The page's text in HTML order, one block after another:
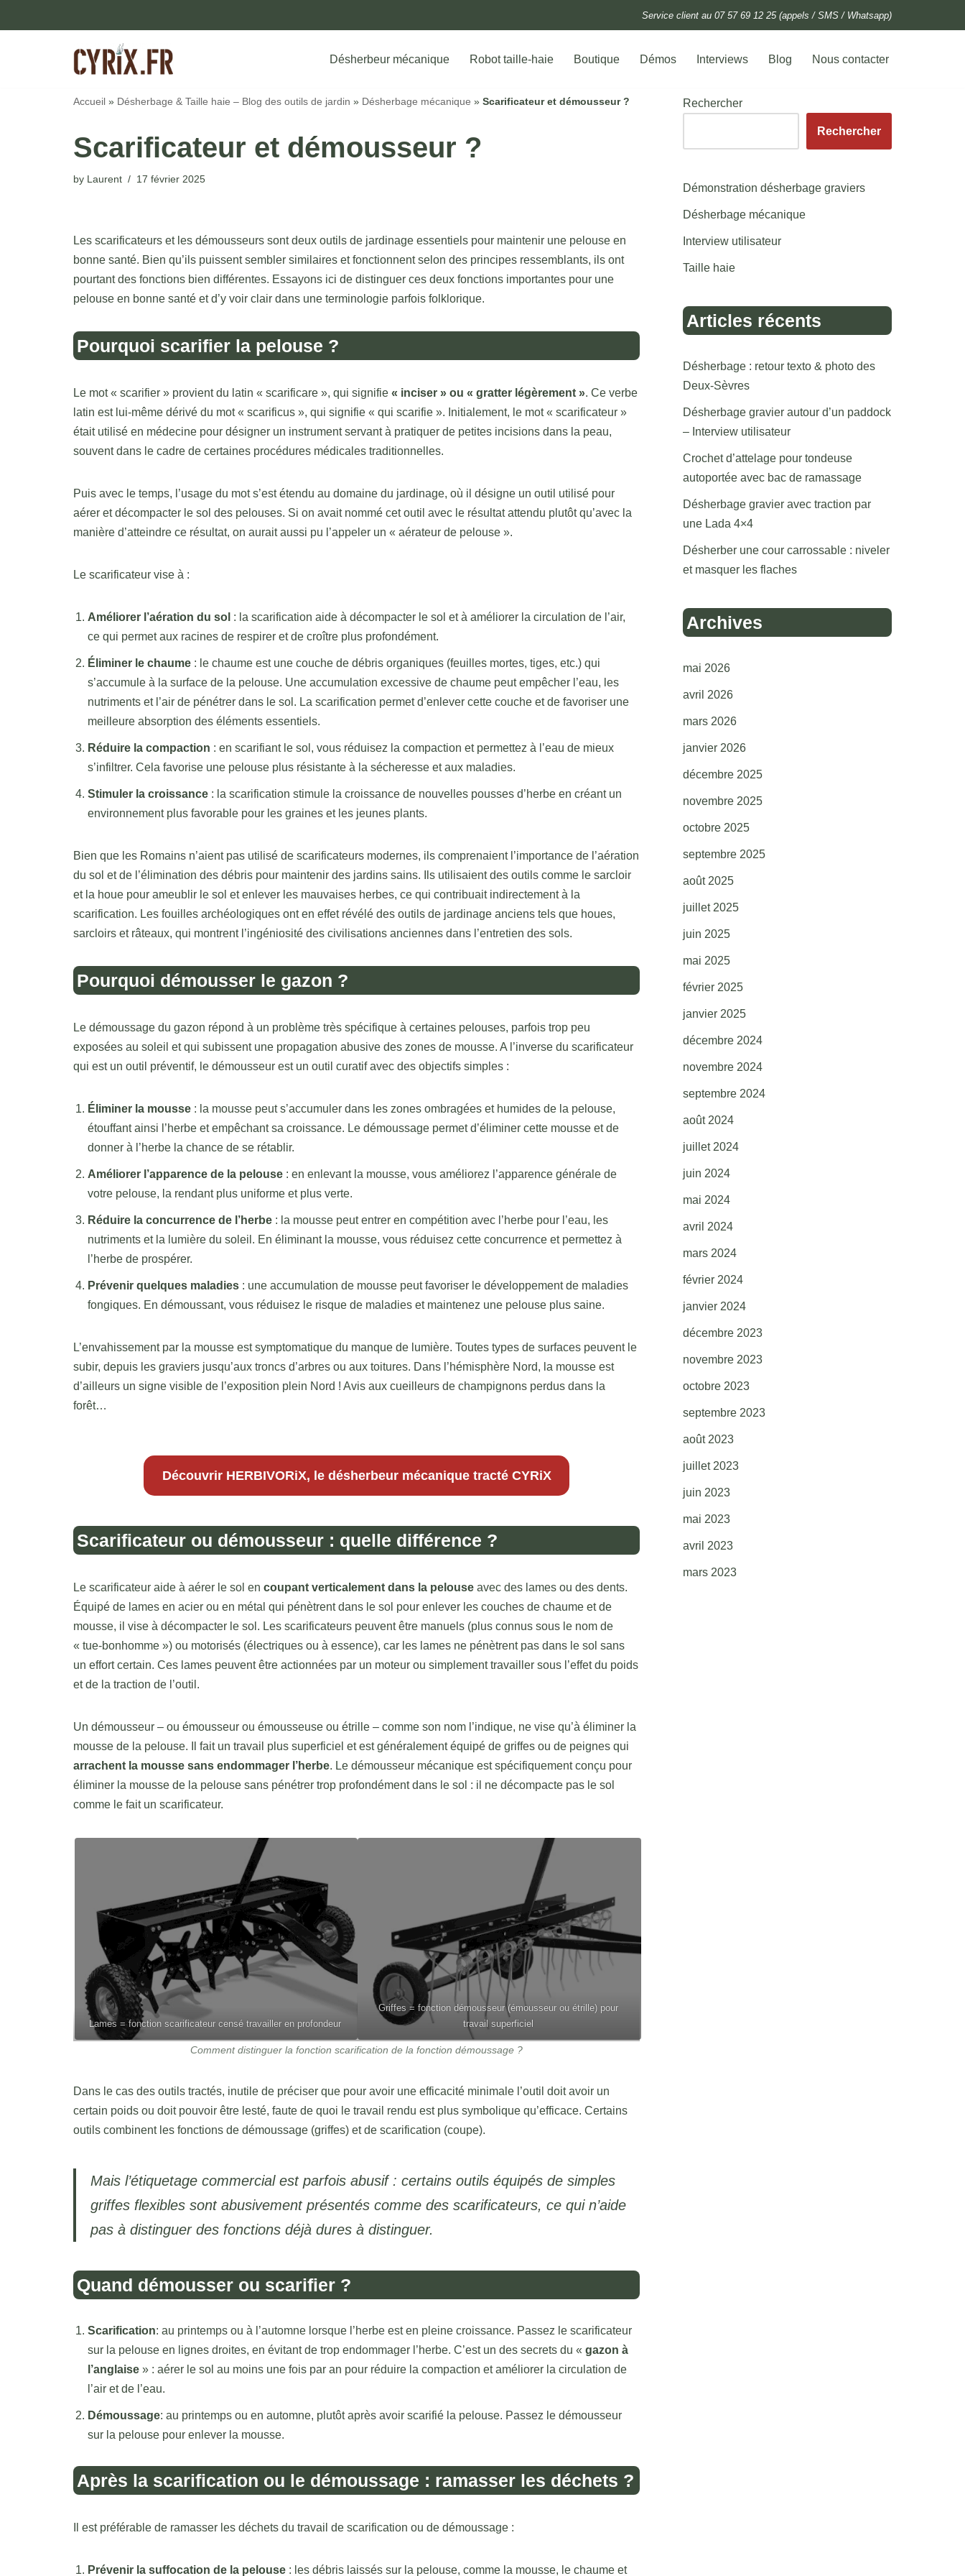
Service client au 07 57 69 12 25 (appels / SMS / Whatsapp)
Désherbeur mécanique Robot taille-haie Boutique Démos Interviews Blog Nous contacter
Accueil » Désherbage & Taille haie – Blog des outils de jardin » Désherbage mécanique » Scarificateur et démousseur ?
Scarificateur et démousseur ?
by Laurent 17 février 2025
Les scarificateurs et les démousseurs sont deux outils de jardinage essentiels pour maintenir une pelouse en
bonne santé. Bien qu’ils puissent sembler similaires et fonctionnent selon des principes ressemblants, ils ont
pourtant des fonctions bien différentes. Essayons ici de distinguer ces deux fonctions importantes pour une
pelouse en bonne santé et d’y voir clair dans une terminologie parfois folklorique.
Pourquoi scarifier la pelouse ?
Le mot « scarifier » provient du latin « scarificare », qui signifie « inciser » ou « gratter légèrement ». Ce verbe
latin est lui-même dérivé du mot « scarificus », qui signifie « qui scarifie ». Initialement, le mot « scarificateur »
était utilisé en médecine pour désigner un instrument servant à pratiquer de petites incisions dans la peau,
souvent dans le cadre de certaines procédures médicales traditionnelles.
Puis avec le temps, l’usage du mot s’est étendu au domaine du jardinage, où il désigne un outil utilisé pour
aérer et décompacter le sol des pelouses. Si on avait nommé cet outil avec le résultat attendu plutôt qu’avec la
manière d’atteindre ce résultat, on aurait aussi pu l’appeler un « aérateur de pelouse ».
Le scarificateur vise à :
Améliorer l’aération du sol : la scarification aide à décompacter le sol et à améliorer la circulation de l’air,
ce qui permet aux racines de respirer et de croître plus profondément.
Éliminer le chaume : le chaume est une couche de débris organiques (feuilles mortes, tiges, etc.) qui
s’accumule à la surface de la pelouse. Une accumulation excessive de chaume peut empêcher l’eau, les
nutriments et l’air de pénétrer dans le sol. La scarification permet d’enlever cette couche et de favoriser une
meilleure absorption des éléments essentiels.
Réduire la compaction : en scarifiant le sol, vous réduisez la compaction et permettez à l’eau de mieux
s’infiltrer. Cela favorise une pelouse plus résistante à la sécheresse et aux maladies.
Stimuler la croissance : la scarification stimule la croissance de nouvelles pousses d’herbe en créant un
environnement plus favorable pour les graines et les jeunes plants.
Bien que les Romains n’aient pas utilisé de scarificateurs modernes, ils comprenaient l’importance de l’aération
du sol et de l’élimination des débris pour maintenir des jardins sains. Ils utilisaient des outils comme le sarcloir
et la houe pour ameublir le sol et enlever les mauvaises herbes, ce qui contribuait indirectement à la
scarification. Les fouilles archéologiques ont en effet révélé des outils de jardinage anciens tels que houes,
sarcloirs et râteaux, qui montrent l’ingéniosité des civilisations anciennes dans l’entretien des sols.
Pourquoi démousser le gazon ?
Le démoussage du gazon répond à un problème très spécifique à certaines pelouses, parfois trop peu
exposées au soleil et qui subissent une propagation abusive des zones de mousse. A l’inverse du scarificateur
qui est un outil préventif, le démousseur est un outil curatif avec des objectifs simples :
Éliminer la mousse : la mousse peut s’accumuler dans les zones ombragées et humides de la pelouse,
étouffant ainsi l’herbe et empêchant sa croissance. Le démoussage permet d’éliminer cette mousse et de
donner à l’herbe la chance de se rétablir.
Améliorer l’apparence de la pelouse : en enlevant la mousse, vous améliorez l’apparence générale de
votre pelouse, la rendant plus uniforme et plus verte.
Réduire la concurrence de l’herbe : la mousse peut entrer en compétition avec l’herbe pour l’eau, les
nutriments et la lumière du soleil. En éliminant la mousse, vous réduisez cette concurrence et permettez à
l’herbe de prospérer.
Prévenir quelques maladies : une accumulation de mousse peut favoriser le développement de maladies
fongiques. En démoussant, vous réduisez le risque de maladies et maintenez une pelouse plus saine.
L’envahissement par la mousse est symptomatique du manque de lumière. Toutes types de surfaces peuvent le
subir, depuis les graviers jusqu’aux troncs d’arbres ou aux toitures. Dans l’hémisphère Nord, la mousse est
d’ailleurs un signe visible de l’exposition plein Nord ! Avis aux cueilleurs de champignons perdus dans la
forêt…
Découvrir HERBIVORiX, le désherbeur mécanique tracté CYRiX
Scarificateur ou démousseur : quelle différence ?
Le scarificateur aide à aérer le sol en coupant verticalement dans la pelouse avec des lames ou des dents.
Équipé de lames en acier ou en métal qui pénètrent dans le sol pour enlever les couches de chaume et de
mousse, il vise à décompacter le sol. Les scarificateurs peuvent être manuels (plus connus sous le nom de
« tue-bonhomme ») ou motorisés (électriques ou à essence), car les lames ne pénètrent pas dans le sol sans
un effort certain. Ces lames peuvent être actionnées par un moteur ou simplement travailler sous l’effet du poids
et de la traction de l’outil.
Un démousseur – ou émousseur ou émousseuse ou étrille – comme son nom l’indique, ne vise qu’à éliminer la
mousse de la pelouse. Il fait un travail plus superficiel et est généralement équipé de griffes ou de peignes qui
arrachent la mousse sans endommager l’herbe. Le démousseur mécanique est spécifiquement conçu pour
éliminer la mousse de la pelouse sans pénétrer trop profondément dans le sol : il ne décompacte pas le sol
comme le fait un scarificateur.
Lames = fonction scarificateur censé travailler en profondeur
Griffes = fonction démousseur (émousseur ou étrille) pour
travail superficiel
Comment distinguer la fonction scarification de la fonction démoussage ?
Dans le cas des outils tractés, inutile de préciser que pour avoir une efficacité minimale l’outil doit avoir un
certain poids ou doit pouvoir être lesté, faute de quoi le travail rendu est plus symbolique qu’efficace. Certains
outils combinent les fonctions de démoussage (griffes) et de scarification (coupe).
Mais l’étiquetage commercial est parfois abusif : certains outils équipés de simples
griffes flexibles sont abusivement présentés comme des scarificateurs, ce qui n’aide
pas à distinguer des fonctions déjà dures à distinguer.
Quand démousser ou scarifier ?
Scarification: au printemps ou à l’automne lorsque l’herbe est en pleine croissance. Passez le scarificateur
sur la pelouse en lignes droites, en évitant de trop endommager l’herbe. C’est un des secrets du « gazon à
l’anglaise » : aérer le sol au moins une fois par an pour réduire la compaction et améliorer la circulation de
l’air et de l’eau.
Démoussage: au printemps ou en automne, plutôt après avoir scarifié la pelouse. Passez le démousseur
sur la pelouse pour enlever la mousse.
Après la scarification ou le démoussage : ramasser les déchets ?
Il est préférable de ramasser les déchets du travail de scarification ou de démoussage :
Prévenir la suffocation de la pelouse : les débris laissés sur la pelouse, comme la mousse, le chaume et
Rechercher
Rechercher
Démonstration désherbage graviers
Désherbage mécanique
Interview utilisateur
Taille haie
Articles récents
Désherbage : retour texto & photo des
Deux-Sèvres
Désherbage gravier autour d’un paddock
– Interview utilisateur
Crochet d’attelage pour tondeuse
autoportée avec bac de ramassage
Désherbage gravier avec traction par
une Lada 4×4
Désherber une cour carrossable : niveler
et masquer les flaches
Archives
mai 2026
avril 2026
mars 2026
janvier 2026
décembre 2025
novembre 2025
octobre 2025
septembre 2025
août 2025
juillet 2025
juin 2025
mai 2025
février 2025
janvier 2025
décembre 2024
novembre 2024
septembre 2024
août 2024
juillet 2024
juin 2024
mai 2024
avril 2024
mars 2024
février 2024
janvier 2024
décembre 2023
novembre 2023
octobre 2023
septembre 2023
août 2023
juillet 2023
juin 2023
mai 2023
avril 2023
mars 2023